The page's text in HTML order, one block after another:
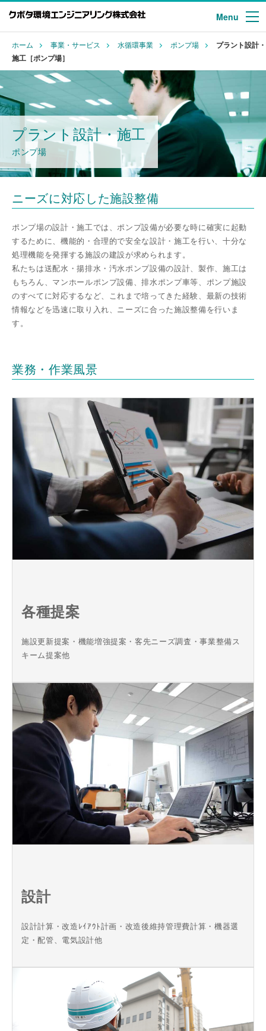
Menu
ホーム 事業・サービス 水循環事業 ポンプ場
プラント設計・
施工［ポンプ場］
プラント設計・施工
ポンプ場
ニーズに対応した施設整備
ポンプ場の設計・施工では、ポンプ設備が必要な時に確実に起動
するために、機能的・合理的で安全な設計・施工を行い、十分な
処理機能を発揮する施設の建設が求められます。
私たちは送配水・揚排水・汚水ポンプ設備の設計、製作、施工は
もちろん、マンホールポンプ設備、排水ポンプ車等、ポンプ施設
のすべてに対応するなど、これまで培ってきた経験、最新の技術
情報などを迅速に取り入れ、ニーズに合った施設整備を行いま
す。
業務・作業風景
各種提案
施設更新提案・機能増強提案・客先ニーズ調査・事業整備ス
キーム提案他
設計
設計計算・改造ﾚｲｱｳﾄ計画・改造後維持管理費計算・機器選
定・配管、電気設計他